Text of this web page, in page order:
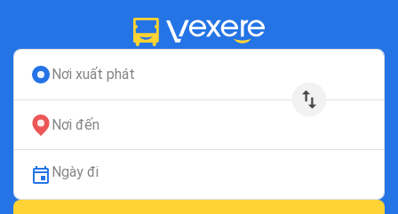
Nơi xuất phát
Nơi đến
Ngày đi